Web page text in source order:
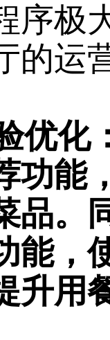
序极
的运
优化
功能
品。
能，
升用